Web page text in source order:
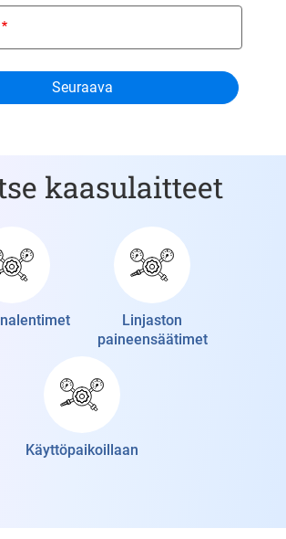
kaasulaitteet
Linjaston
paineensäätimet
Käyttöpaikoillaan